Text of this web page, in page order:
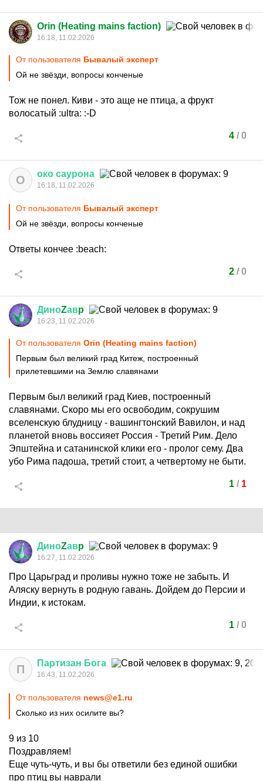
Orin (Heating mains faction)
16:18, 11.02.2026
От пользователя Бывалый эксперт
Ой не звёзди, вопросы конченые
Тож не понел. Киви - это аще не птица, а фрукт
волосатый :ultra: :-D
4/ 0
О око саурона
16:18, 11.02.2026
От пользователя Бывалый эксперт
Ой не звёзди, вопросы конченые
Ответы кончее :beach:
2/ 0
ДиноZавp
16:23, 11.02.2026
От пользователя Orin (Heating mains faction)
Первым был великий град Китеж, построенный
прилетевшими на Землю славянами
Первым был великий град Киев, построенный
славянами. Скоро мы его освободим, сокрушим
вселенскую блудницу - вашингтонский Вавилон, и над
планетой вновь воссияет Россия - Третий Рим. Дело
Эпштейна и сатанинской клики его - пролог сему. Два
убо Рима падоша, третий стоит, а четвертому не быти.
1/ 1
ДиноZавp
16:27, 11.02.2026
Про Царьград и проливы нужно тоже не забыть. И
Аляску вернуть в родную гавань. Дойдем до Персии и
Индии, к истокам.
1/ 0
П Партизан Бога
16:43, 11.02.2026
От пользователя news@e1.ru
Сколько из них осилите вы?
9 из 10
Поздравляем!
Еще чуть-чуть, и вы бы ответили без единой ошибки
про птиц вы наврали